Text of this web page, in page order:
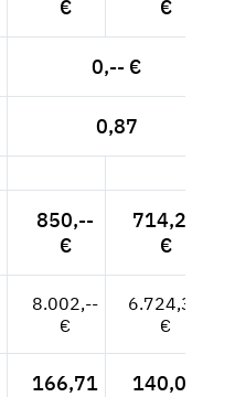
€
€
0,-- €
0,87
850,--
€
714,29
€
8.002,--
€
6.724,37
€
166,71
140,09